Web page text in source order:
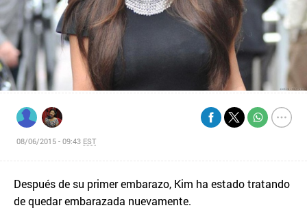
08/06/2015 - 09:43 EST
Después de su primer embarazo, Kim ha estado tratando
de quedar embarazada nuevamente.